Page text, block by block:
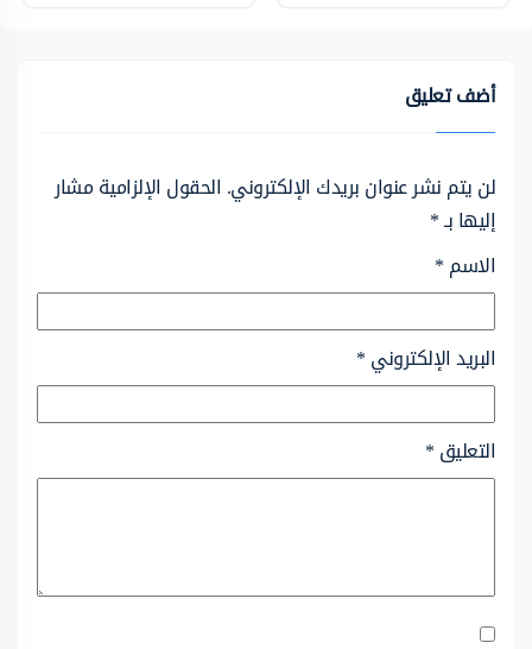
أضف تعليق
لن يتم نشر عنوان بريدك الإلكتروني. الحقول الإلزامية مشار
إليها بـ*
الاسم*
البريد الإلكتروني*
التعليق*